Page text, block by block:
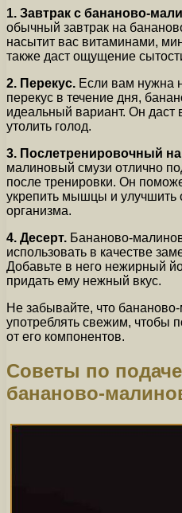
1. Завтрак с бананово-
обычный завтрак на
насытит вас витаминами,
также даст ощущение
2. Перекус. Если вам нужна
перекус в течение дня,
идеальный вариант. Он
утолить голод.
3. Послетренировочный
малиновый смузи отлично
после тренировки. Он
укрепить мышцы и улучшить
организма.
4. Десерт. Бананово-
использовать в качестве
Добавьте в него нежирный
придать ему нежный вкус.
Не забывайте, что
употреблять свежим, чтобы
от его компонентов.
Советы по
бананово-